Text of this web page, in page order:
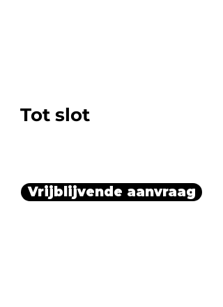
Tot slot
Vrijblijvende aanvraag